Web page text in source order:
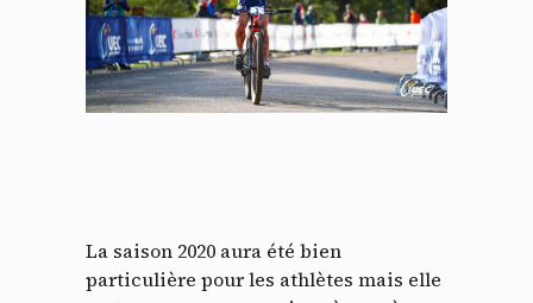
La saison 2020 aura été bien
particulière pour les athlètes mais elle